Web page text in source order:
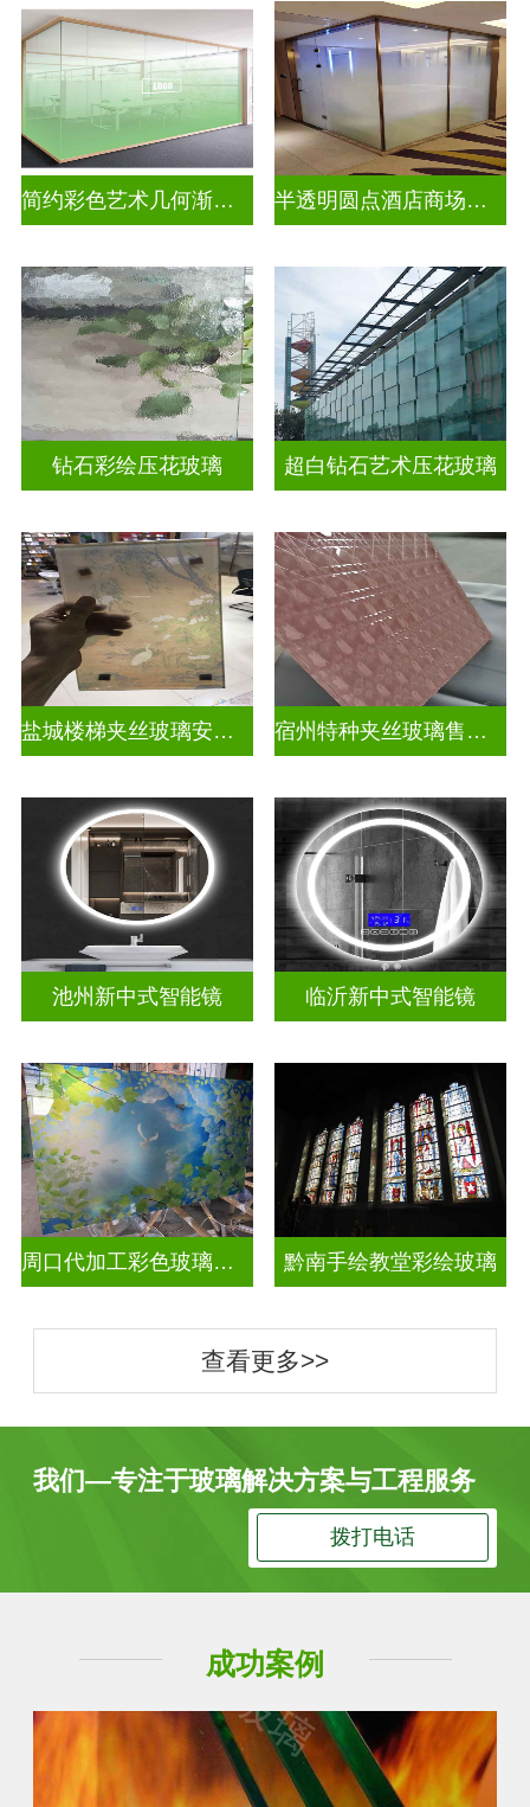
简约彩色艺术几何渐变玻璃 半透明圆点酒店商场彩色渐变玻璃
钻石彩绘压花玻璃 超白钻石艺术压花玻璃
盐城楼梯夹丝玻璃安装公司 宿州特种夹丝玻璃售价表
池州新中式智能镜 临沂新中式智能镜
周口代加工彩色玻璃穹顶 黔南手绘教堂彩绘玻璃
查看更多>>
我们—专注于玻璃解决方案与工程服务
拨打电话
成功案例